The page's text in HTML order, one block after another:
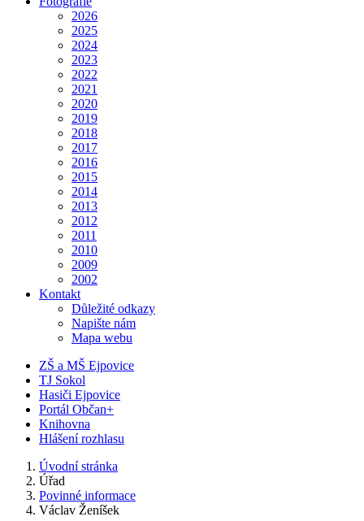
2026
2025
2024
2023
2022
2021
2020
2019
2018
2017
2016
2015
2014
2013
2012
2011
2010
2009
2002
Kontakt
Důležité odkazy
Napište nám
Mapa webu
ZŠ a MŠ Ejpovice
TJ Sokol
Hasiči Ejpovice
Portál Občan+
Knihovna
Hlášení rozhlasu
Úvodní stránka
Úřad
Povinné informace
Václav Ženíšek